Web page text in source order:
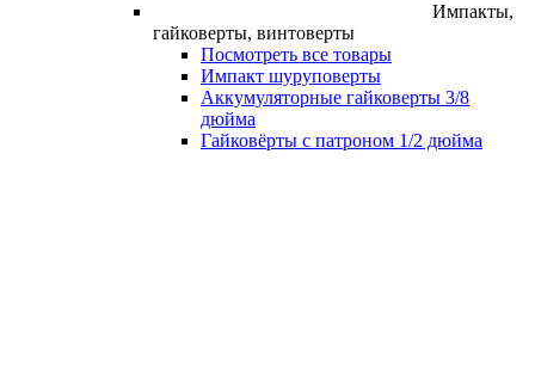
Импакты,
гайковерты, винтоверты
Посмотреть все товары
Импакт шуруповерты
Аккумуляторные гайковерты 3/8
дюйма
Гайковёрты с патроном 1/2 дюйма